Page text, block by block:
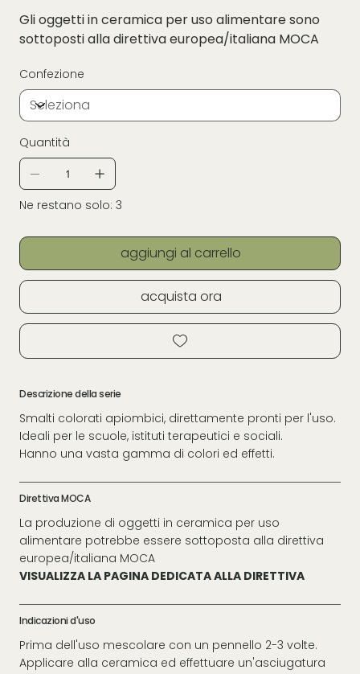
Gli oggetti in ceramica per uso alimentare sono
sottoposti alla direttiva europea/italiana MOCA
Confezione
Quantità
Ne restano solo: 3
aggiungi al carrello
acquista ora
Descrizione della serie
Smalti colorati apiombici, direttamente pronti per l'uso.
Ideali per le scuole, istituti terapeutici e sociali.
Hanno una vasta gamma di colori ed effetti.
Direttiva MOCA
La produzione di oggetti in ceramica per uso
alimentare potrebbe essere sottoposta alla direttiva
europea/italiana MOCA
VISUALIZZA LA PAGINA DEDICATA ALLA DIRETTIVA
Indicazioni d'uso
Prima dell'uso mescolare con un pennello 2-3 volte.
Applicare alla ceramica ed effettuare un'asciugatura